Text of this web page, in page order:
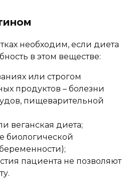
необходим, если диета
в этом веществе:
или строгом
продуктов – болезни
пищеварительной
веганская диета;
биологической
пациента не позволяют